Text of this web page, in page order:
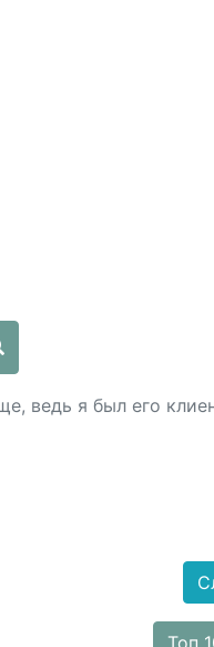
ведь я был его
Топ